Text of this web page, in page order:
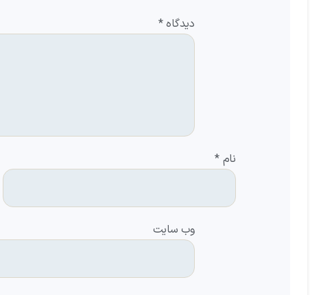
دیدگاه*
نام*
وب‌ سایت